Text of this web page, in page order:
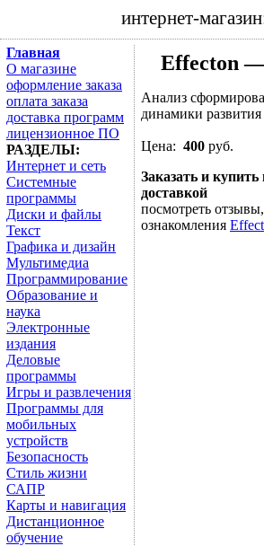
интернет-
Главная
О магазине
оформление заказа
оплата заказа
доставка программ
лицензионное ПО
РАЗДЕЛЫ:
Интернет и сеть
Системные
программы
Диски и файлы
Текст
Графика и дизайн
Мультимедиа
Программирование
Образование и
наука
Электронные
издания
Деловые
программы
Игры и развлечения
Программы для
мобильных
устройств
Безопасность
Стиль жизни
САПР
Карты и навигация
Дистанционное
обучение
Effecton —
Анализ
динамики развития
Цена: 400 руб.
Заказать и
доставкой
посмотреть
ознакомления